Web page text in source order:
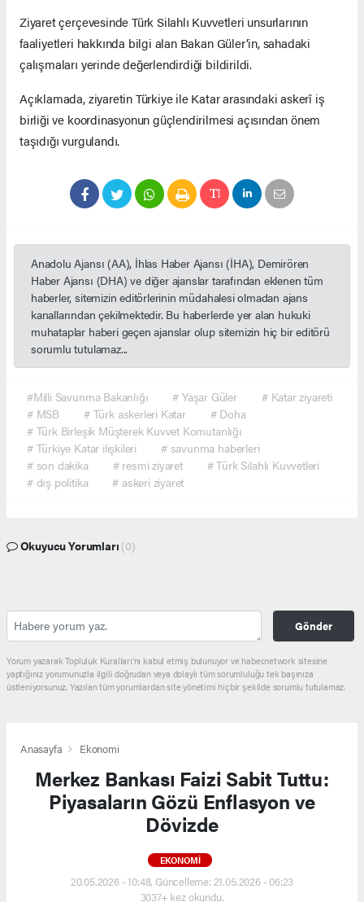
Ziyaret çerçevesinde Türk Silahlı Kuvvetleri unsurlarının
faaliyetleri hakkında bilgi alan Bakan Güler’in, sahadaki
çalışmaları yerinde değerlendirdiği bildirildi.
Açıklamada, ziyaretin Türkiye ile Katar arasındaki askerî iş
birliği ve koordinasyonun güçlendirilmesi açısından önem
taşıdığı vurgulandı.
Anadolu Ajansı (AA), İhlas Haber Ajansı (İHA), Demirören
Haber Ajansı (DHA) ve diğer ajanslar tarafından eklenen tüm
haberler, sitemizin editörlerinin müdahalesi olmadan ajans
kanallarından çekilmektedir. Bu haberlerde yer alan hukuki
muhataplar haberi geçen ajanslar olup sitemizin hiç bir editörü
sorumlu tutulamaz...
#Milli Savunma Bakanlığı # Yaşar Güler
# Katar ziyareti
# MSB
# Türk askerleri Katar
# Doha
# Türk Birleşik Müşterek Kuvvet Komutanlığı
# Türkiye Katar ilişkileri
# savunma haberleri
# son dakika
# resmi ziyaret
# Türk Silahlı Kuvvetleri
# dış politika
# askeri ziyaret
Okuyucu Yorumları (0)
Gönder
Yorum yazarak Topluluk Kuralları’nı kabul etmiş bulunuyor ve haber.network sitesine
yaptığınız yorumunuzla ilgili doğrudan veya dolaylı tüm sorumluluğu tek başınıza
üstleniyorsunuz. Yazılan tüm yorumlardan site yönetimi hiçbir şekilde sorumlu tutulamaz.
Anasayfa Ekonomi
Merkez Bankası Faizi Sabit Tuttu:
Piyasaların Gözü Enflasyon ve
Dövizde
EKONOMI
20.05.2026 - 10:48, Güncelleme: 21.05.2026 - 06:23
3037+ kez okundu.